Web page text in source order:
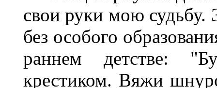
свои руки мою судьбу.
без особого
раннем детстве:
крестиком. Вяжи